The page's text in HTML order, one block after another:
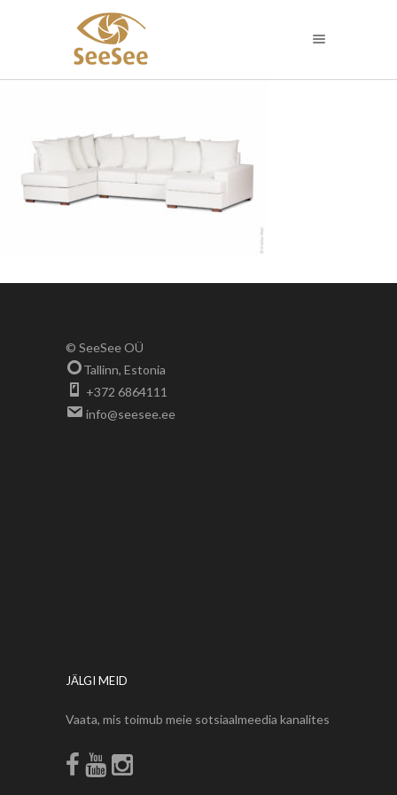
© SeeSee OÜ
Tallinn, Estonia
+372 6864111
info@seesee.ee
JÄLGI MEID
Vaata, mis toimub meie sotsiaalmeedia kanalites